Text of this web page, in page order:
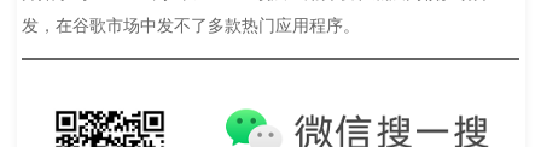
发，在谷歌市场中发不了多款热门应用程序。